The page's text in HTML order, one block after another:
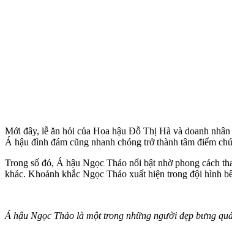
Mới đây, lễ ăn hỏi của Hoa hậu Đỗ Thị Hà và doanh
Á hậu đình đám cũng nhanh chóng trở thành tâm điểm
Trong số đó, Á hậu Ngọc Thảo nổi bật nhờ phong cách
khác. Khoảnh khắc Ngọc Thảo xuất hiện trong đội hình
Á hậu Ngọc Thảo là một trong những người đẹp bưng